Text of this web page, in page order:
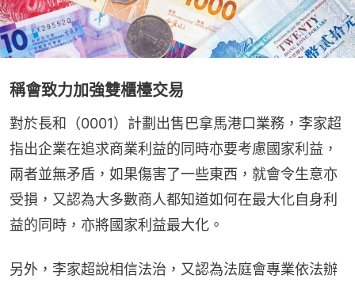
稱會致力加強雙櫃檯交易
對於長和（0001）計劃出售巴拿馬港口業務，李家超
指出企業在追求商業利益的同時亦要考慮國家利益，
兩者並無矛盾，如果傷害了一些東西，就會令生意亦
受損，又認為大多數商人都知道如何在最大化自身利
益的同時，亦將國家利益最大化。
另外，李家超說相信法治，又認為法庭會專業依法辦